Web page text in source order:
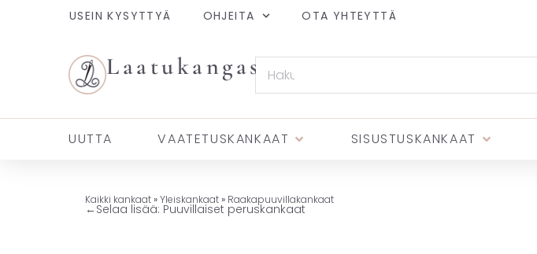
USEIN KYSYTTYÄ OHJEITA OTA YHTEYTTÄ
Laatukangas
UUTTA VAATETUSKANKAAT SISUSTUSKANKAAT
Kaikki kankaat»Yleiskankaat» Raakapuuvillakankaat
←Selaa lisää: Puuvillaiset peruskankaat